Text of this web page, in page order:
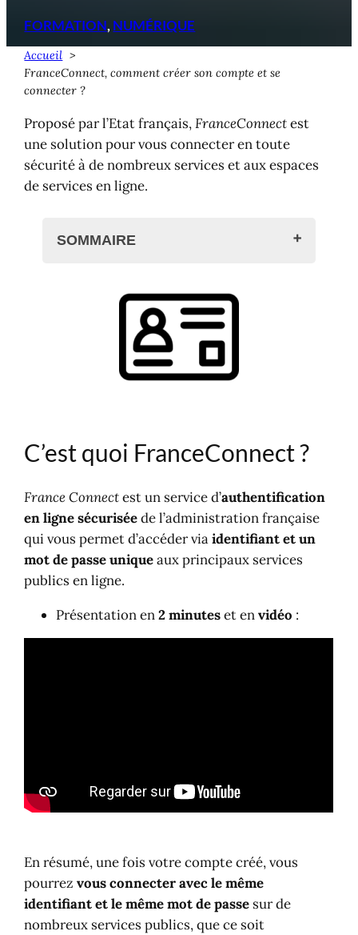
FORMATION, NUMÉRIQUE
Accueil
FranceConnect, comment créer son compte et se
connecter ?
Proposé par l’Etat français,FranceConnectest
une solution pour vous connecter en toute
sécurité à de nombreux services et aux espaces
de services en ligne.
SOMMAIRE
Quels sont les services concernés
Créer un compte FranceConnect
Avec les impôts
numérique renforcée
Numérique pratique ?
C’est quoi FranceConnect ?
France Connectest un service d’authentification
en ligne sécuriséede l’administration française
qui vous permet d’accéder viaidentifiant et un
mot de passe uniqueaux principaux services
publics en ligne.
Présentation en2 minuteset envidéo :
En résumé, une fois votre compte créé, vous
pourrezvous connecter avec le même
identifiant et le même mot de passe sur de
nombreux services publics, que ce soit